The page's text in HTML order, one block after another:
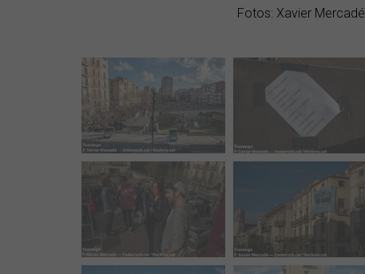
Fotos: Xavier Mercadé